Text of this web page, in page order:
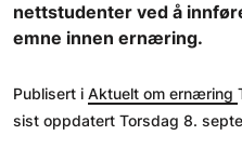
nettstudenter ved å
emne innen ernæring.
Publisert i Aktuelt om ernæring
sist oppdatert Torsdag 8.